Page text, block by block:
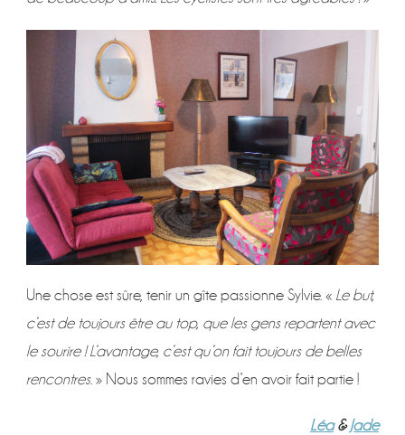
Une chose est sûre, tenir un gîte passionne Sylvie. « Le but,
c’est de toujours être au top, que les gens repartent avec
le sourire ! L’avantage, c’est qu’on fait toujours de belles
rencontres. » Nous sommes ravies d’en avoir fait partie !
Léa&Jade